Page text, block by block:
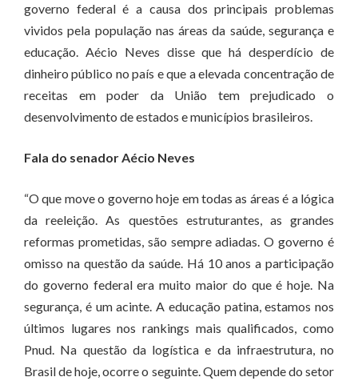
governo federal é a causa dos principais problemas
vividos pela população nas áreas da saúde, segurança e
educação. Aécio Neves disse que há desperdício de
dinheiro público no país e que a elevada concentração de
receitas em poder da União tem prejudicado o
desenvolvimento de estados e municípios brasileiros.
Fala do senador Aécio Neves
“O que move o governo hoje em todas as áreas é a lógica
da reeleição. As questões estruturantes, as grandes
reformas prometidas, são sempre adiadas. O governo é
omisso na questão da saúde. Há 10 anos a participação
do governo federal era muito maior do que é hoje. Na
segurança, é um acinte. A educação patina, estamos nos
últimos lugares nos rankings mais qualificados, como
Pnud. Na questão da logística e da infraestrutura, no
Brasil de hoje, ocorre o seguinte. Quem depende do setor